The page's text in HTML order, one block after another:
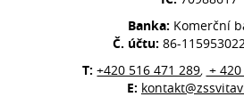
Banka: Komerční
Č. účtu:86-
T:+420 516 471 289, +
E: